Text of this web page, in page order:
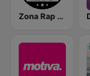
Zona Rap - Radio Hip Hop